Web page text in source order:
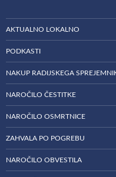
AKTUALNO LOKALNO
PODKASTI
NAKUP RADIJSKEGA
NAROČILO ČESTITKE
NAROČILO OSMRTNICE
ZAHVALA PO POGREBU
NAROČILO OBVESTILA